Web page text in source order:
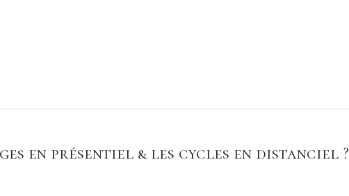
en présentiel & les cycles en distanciel ?